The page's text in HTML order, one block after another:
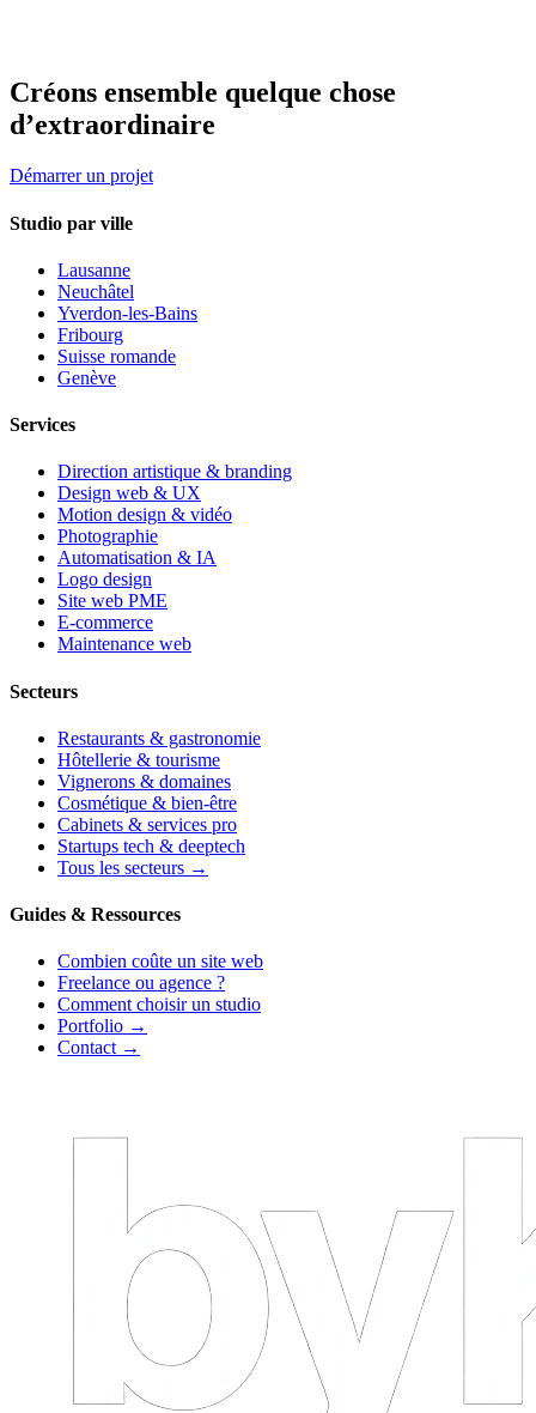
Créons ensemble quelque chose
d’extraordinaire
Démarrer un projet
Studio par ville
Lausanne
Neuchâtel
Yverdon-les-Bains
Fribourg
Suisse romande
Genève
Services
Direction artistique & branding
Design web & UX
Motion design & vidéo
Photographie
Automatisation & IA
Logo design
Site web PME
E-commerce
Maintenance web
Secteurs
Restaurants & gastronomie
Hôtellerie & tourisme
Vignerons & domaines
Cosmétique & bien-être
Cabinets & services pro
Startups tech & deeptech
Tous les secteurs →
Guides & Ressources
Combien coûte un site web
Freelance ou agence ?
Comment choisir un studio
Portfolio →
Contact →